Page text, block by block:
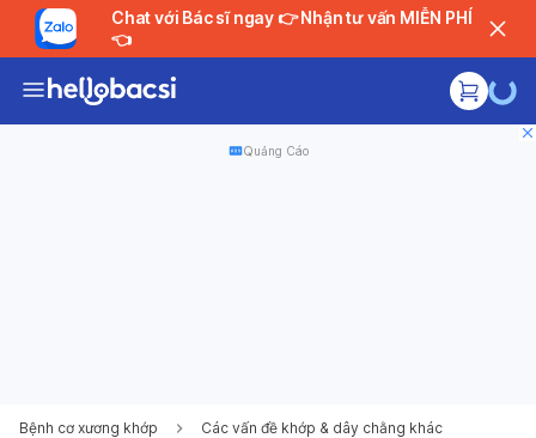
Chat với Bác sĩ ngay 👉 Nhận tư vấn MIỄN PHÍ
👈
Quảng Cáo
Bệnh cơ xương khớp Các vấn đề khớp & dây chằng khác